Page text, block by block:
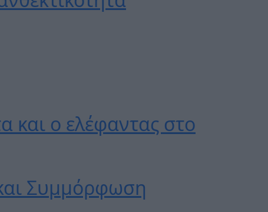
και ο ελέφαντας στο
Συμμόρφωση